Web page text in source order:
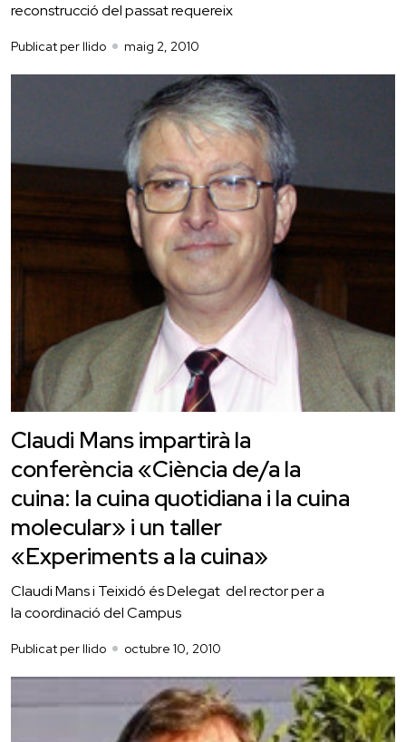
reconstrucció del passat requereix
Publicat per llido maig 2, 2010
Claudi Mans impartirà la
conferència «Ciència de/a la
cuina: la cuina quotidiana i la cuina
molecular» i un taller
«Experiments a la cuina»
Claudi Mans i Teixidó és Delegat del rector per a
la coordinació del Campus
Publicat per llido octubre 10, 2010